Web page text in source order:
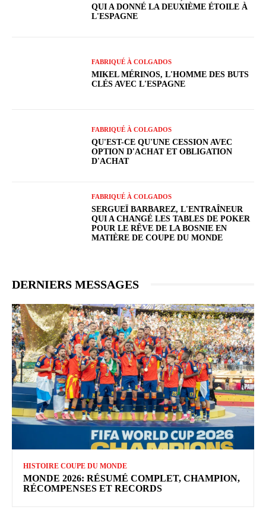
QUI A DONNÉ LA DEUXIÈME ÉTOILE À
L'ESPAGNE
FABRIQUÉ À COLGADOS
MIKEL MÉRINOS, L'HOMME DES BUTS
CLÉS AVEC L'ESPAGNE
FABRIQUÉ À COLGADOS
QU'EST-CE QU'UNE CESSION AVEC
OPTION D'ACHAT ET OBLIGATION
D'ACHAT
FABRIQUÉ À COLGADOS
SERGUEÏ BARBAREZ, L'ENTRAÎNEUR
QUI A CHANGÉ LES TABLES DE POKER
POUR LE RÊVE DE LA BOSNIE EN
MATIÈRE DE COUPE DU MONDE
DERNIERS MESSAGES
HISTOIRE COUPE DU MONDE
MONDE 2026: RÉSUMÉ COMPLET, CHAMPION,
RÉCOMPENSES ET RECORDS